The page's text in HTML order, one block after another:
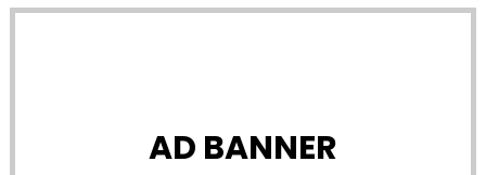
AD BANNER